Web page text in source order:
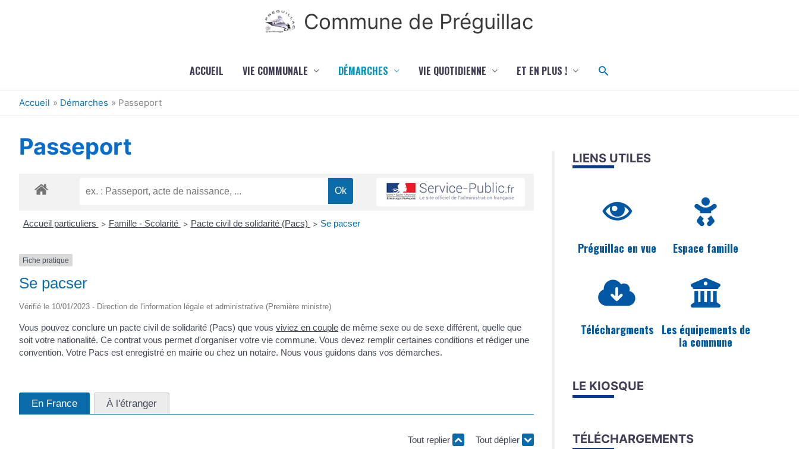
Commune de Préguillac
ACCUEIL VIE COMMUNALE DÉMARCHES VIE QUOTIDIENNE ET EN PLUS ! Rechercher
Accueil Démarches Passeport
Passeport
Accueil particuliers > Famille - Scolarité > Pacte civil de solidarité (Pacs) > Se pacser
Fiche pratique
Se pacser
Vérifié le 10/01/2023 - Direction de l'information légale et administrative (Première ministre)
Vous pouvez conclure un pacte civil de solidarité (Pacs) que vous viviez en couple de même sexe ou de sexe différent, quelle que
soit votre nationalité. Ce contrat vous permet d'organiser votre vie commune. Vous devez remplir certaines conditions et rédiger une
convention. Votre Pacs est enregistré en mairie ou chez un notaire. Nous vous guidons dans vos démarches.
En France À l'étranger
Tout replier Tout déplier
LIENS UTILES
Préguillac en vue Espace famille
Téléchargments Les équipements de
la commune
LE KIOSQUE
TÉLÉCHARGEMENTS